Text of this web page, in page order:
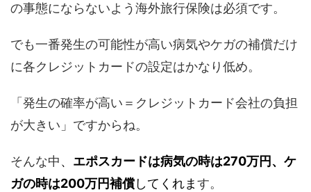
の事態にならないよう海外旅行保険は必須です。
でも一番発生の可能性が高い病気やケガの補償だけ
に各クレジットカードの設定はかなり低め。
「発生の確率が高い＝クレジットカード会社の負担
が大きい」ですからね。
そんな中、 エポスカードは病気の時は270万円、ケ
ガの時は200万円補償してくれます。